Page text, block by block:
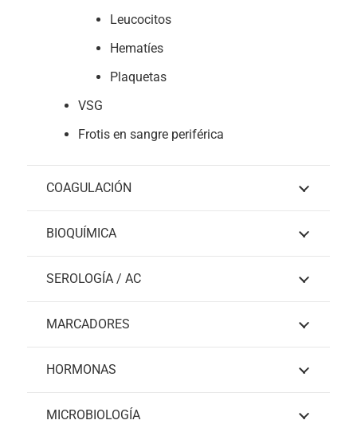
Leucocitos
Hematíes
Plaquetas
VSG
Frotis en sangre periférica
COAGULACIÓN
BIOQUÍMICA
SEROLOGÍA / AC
MARCADORES
HORMONAS
MICROBIOLOGÍA